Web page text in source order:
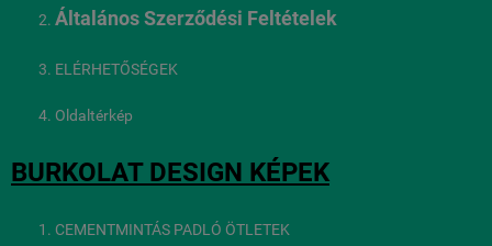
Általános Szerződési Feltételek
ELÉRHETŐSÉGEK
Oldaltérkép
BURKOLAT DESIGN KÉPEK
CEMENTMINTÁS PADLÓ ÖTLETEK